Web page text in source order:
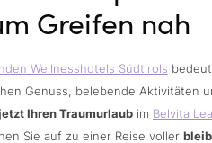
Greifen nah
Wellnesshotels Südtirols
Genuss, belebende Aktivitäten
Ihren Traumurlaub im Belvita
Sie auf zu einer Reise voller